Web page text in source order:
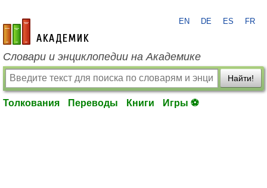
academic.ru
EN DE ES FR
Словари и энциклопедии на Академике
Найти!
Толкования Переводы Книги Игры ⚽